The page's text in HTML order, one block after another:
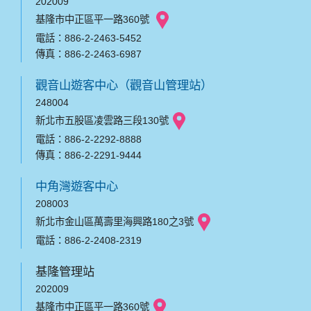
基隆市中正區平一路360號
電話：886-2-2463-5452
傳真：886-2-2463-6987
觀音山遊客中心（觀音山管理站）
248004
新北市五股區凌雲路三段130號
電話：886-2-2292-8888
傳真：886-2-2291-9444
中角灣遊客中心
208003
新北市金山區萬壽里海興路180之3號
電話：886-2-2408-2319
基隆管理站
202009
基隆市中正區平一路360號